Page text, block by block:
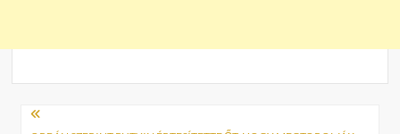
Bejegyzés